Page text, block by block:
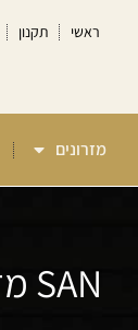
ראשי תקנון
מזרונים